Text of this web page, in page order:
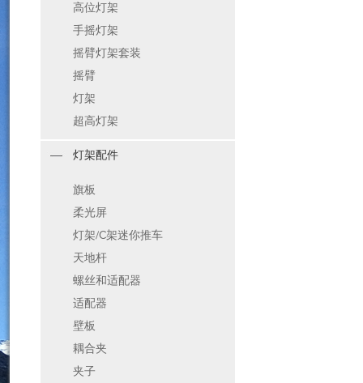
高位灯架
手摇灯架
摇臂灯架套装
摇臂
灯架
超高灯架
灯架配件
旗板
柔光屏
灯架/C架迷你推车
天地杆
螺丝和适配器
适配器
壁板
耦合夹
夹子